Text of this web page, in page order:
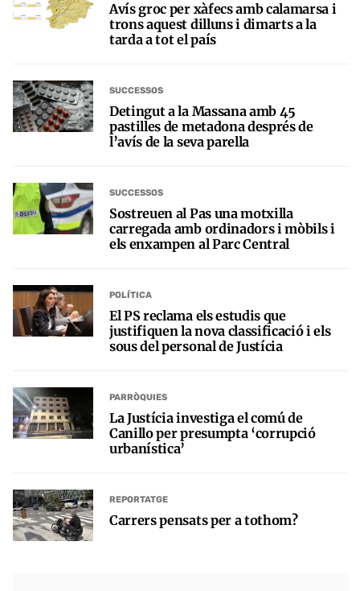
Avís groc per xàfecs amb calamarsa i
trons aquest dilluns i dimarts a la
tarda a tot el país
SUCCESSOS
Detingut a la Massana amb 45
pastilles de metadona després de
l’avís de la seva parella
SUCCESSOS
Sostreuen al Pas una motxilla
carregada amb ordinadors i mòbils i
els enxampen al Parc Central
POLÍTICA
El PS reclama els estudis que
justifiquen la nova classificació i els
sous del personal de Justícia
PARRÒQUIES
La Justícia investiga el comú de
Canillo per presumpta ‘corrupció
urbanística’
REPORTATGE
Carrers pensats per a tothom?